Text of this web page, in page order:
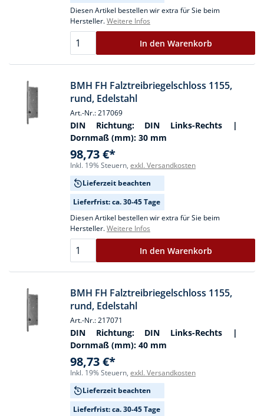
Diesen Artikel bestellen wir extra für Sie beim
Hersteller.Weitere Infos
In den Warenkorb
BMH FH Falztreibriegelschloss 1155,
rund, Edelstahl
Art.-Nr.: 217069
DIN Richtung: DIN Links-Rechts |
Dornmaß (mm): 30 mm
98,73 €*
Inkl. 19% Steuern, exkl. Versandkosten
Lieferzeit beachten
Lieferfrist: ca. 30-45 Tage
Diesen Artikel bestellen wir extra für Sie beim
Hersteller.Weitere Infos
In den Warenkorb
BMH FH Falztreibriegelschloss 1155,
rund, Edelstahl
Art.-Nr.: 217071
DIN Richtung: DIN Links-Rechts |
Dornmaß (mm): 40 mm
98,73 €*
Inkl. 19% Steuern, exkl. Versandkosten
Lieferzeit beachten
Lieferfrist: ca. 30-45 Tage